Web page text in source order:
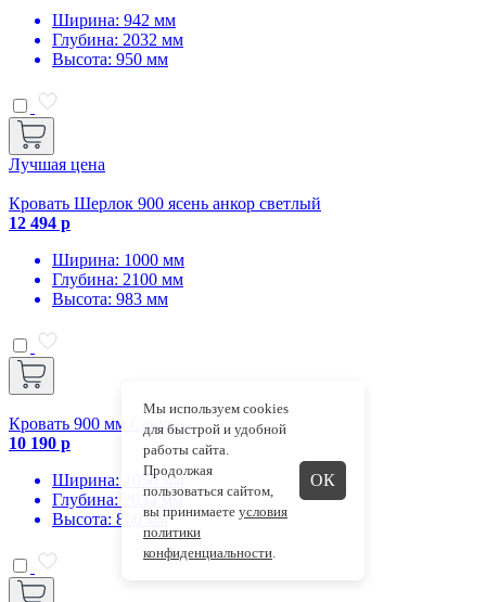
Ширина: 942 мм
Глубина: 2032 мм
Высота: 950 мм
Лучшая цена
Кровать Шерлок 900 ясень анкор светлый
12 494 р
Ширина: 1000 мм
Глубина: 2100 мм
Высота: 983 мм
Кровать 900 мм Сакура
10 190 р
Ширина: 1050 мм
Глубина: 2034 мм
Высота: 860 мм
Мы используем cookies
для быстрой и удобной
работы сайта.
Продолжая
пользоваться сайтом,
вы принимаете условия
политики
конфиденциальности.
ОК